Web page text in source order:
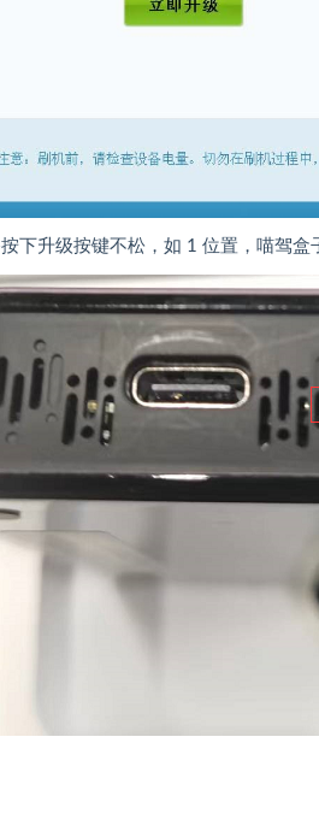
下升级按键不松，如 1 位置，喵驾